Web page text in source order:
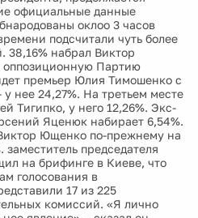
официальные данные
оклоо 3 часов
подсчитали чуть более
38,16% набрал Виктор
оппозиционную Партию
премьер Юлия Тимошенко с
нее 24,27%. На третьем месте
Тигипко, у него 12,26%. Экс-
Яценюк набирает 6,54%.
Ющенко по-прежнему на
заместитель председателя
на брифинге в Киеве, что
голосования в
17 из 225
комиссий. «Я лично